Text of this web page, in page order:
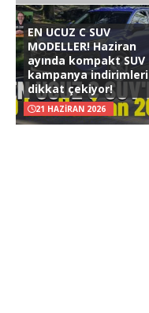
EN UCUZ C SUV
MODELLER! Haziran
ayında kompakt SUV
kampanya indirimleri
dikkat çekiyor!
21 HAZIRAN 2026